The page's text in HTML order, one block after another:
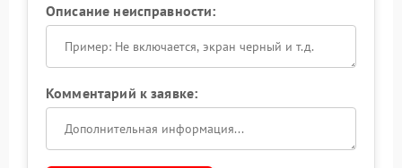
Описание неисправности:
Комментарий к заявке: